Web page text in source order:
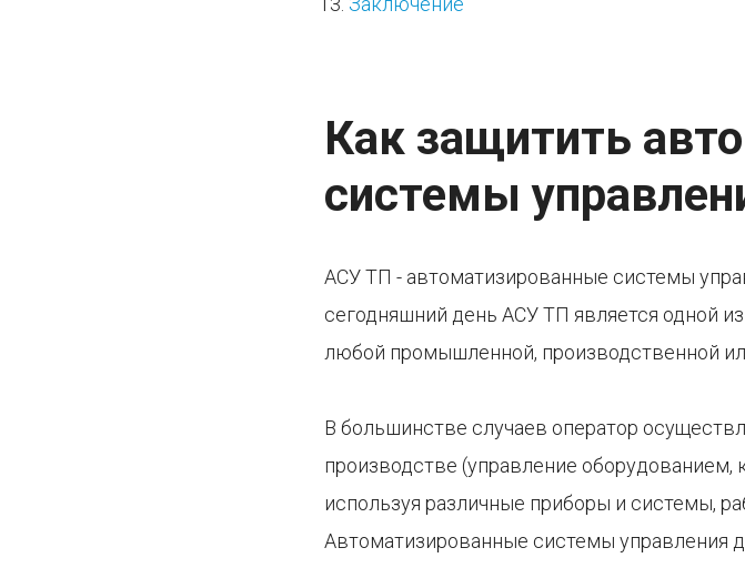
Как защитить
системы
АСУ ТП - автоматизированные системы
сегодняшний день АСУ ТП является одной
любой промышленной, производственной
В большинстве случаев оператор
производстве (управление оборудованием,
используя различные приборы и системы,
Автоматизированные системы управления